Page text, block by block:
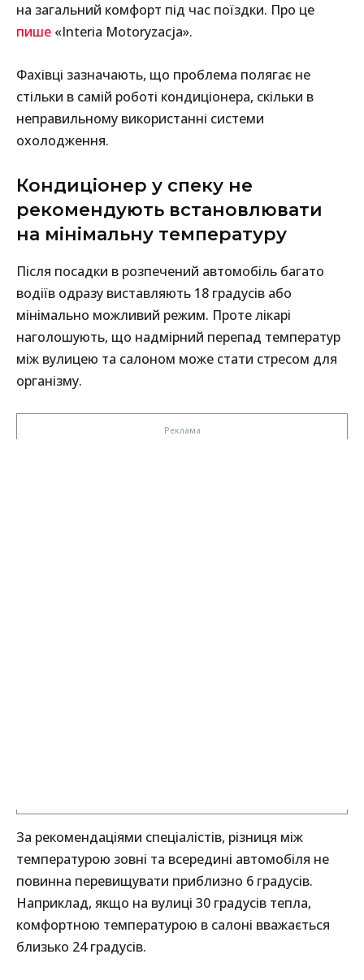
на загальний комфорт під час поїздки. Про це
пише «Interia Motoryzacja».
Фахівці зазначають, що проблема полягає не
стільки в самій роботі кондиціонера, скільки в
неправильному використанні системи
охолодження.
Кондиціонер у спеку не
рекомендують встановлювати
на мінімальну температуру
Після посадки в розпечений автомобіль багато
водіїв одразу виставляють 18 градусів або
мінімально можливий режим. Проте лікарі
наголошують, що надмірний перепад температур
між вулицею та салоном може стати стресом для
організму.
За рекомендаціями спеціалістів, різниця між
температурою зовні та всередині автомобіля не
повинна перевищувати приблизно 6 градусів.
Наприклад, якщо на вулиці 30 градусів тепла,
комфортною температурою в салоні вважається
близько 24 градусів.